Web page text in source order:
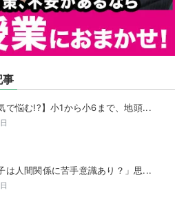
事
で悩む!?】小1から小6まで、地頭...
は人間関係に苦手意識あり？」思...